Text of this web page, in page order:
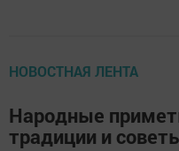
НОВОСТНАЯ ЛЕНТА
Народные
традиции и